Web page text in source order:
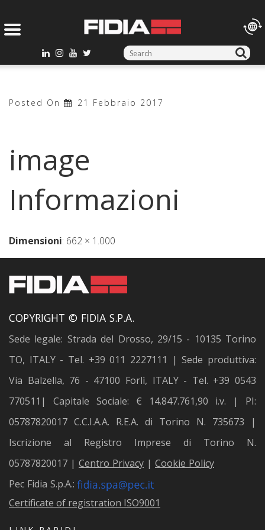
S
e
c
Posted On 21 Febbraio 2017
image
Informazioni
Dimensioni: 662 × 1.000
COPYRIGHT © FIDIA S.P.A.
Sede legale: Strada del Drosso, 29/15 - 10135 Torino
TO, ITALY - Tel. +39 011 2227111 | Sede produttiva:
Via Balzella, 76 - 47100 Forlì, ITALY - Tel. +39 0543
770511| Capitale Sociale: € 14.847.761,90 i.v. | PI:
05787820017 C.C.I.A.A. R.E.A. di Torino N. 735673 |
Iscrizione al Registro Imprese di Torino N.
05787820017 | Centro Privacy | Cookie Policy
Pec Fidia S.p.A.:
Certificate of registration ISO9001